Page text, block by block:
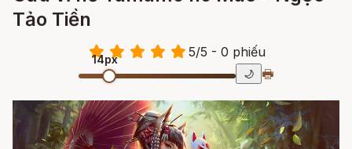
Tảo Tiền
5/5 - 0 phiếu
14px
🌙 🖶